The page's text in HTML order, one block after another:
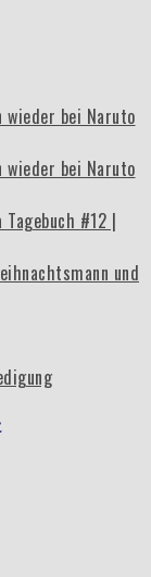
wieder bei Naruto
wieder bei Naruto
#12 |
und